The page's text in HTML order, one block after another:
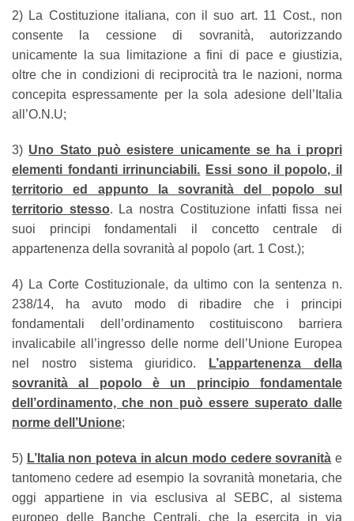
2) La Costituzione italiana, con il suo art. 11 Cost., non
consente la cessione di sovranità, autorizzando
unicamente la sua limitazione a fini di pace e giustizia,
oltre che in condizioni di reciprocità tra le nazioni, norma
concepita espressamente per la sola adesione dell’Italia
all’O.N.U;
3) Uno Stato può esistere unicamente se ha i propri
elementi fondanti irrinunciabili. Essi sono il popolo, il
territorio ed appunto la sovranità del popolo sul
territorio stesso. La nostra Costituzione infatti fissa nei
suoi principi fondamentali il concetto centrale di
appartenenza della sovranità al popolo (art. 1 Cost.);
4) La Corte Costituzionale, da ultimo con la sentenza n.
238/14, ha avuto modo di ribadire che i principi
fondamentali dell’ordinamento costituiscono barriera
invalicabile all’ingresso delle norme dell’Unione Europea
nel nostro sistema giuridico.
L’appartenenza della
sovranità al popolo è un principio fondamentale
dell’ordinamento, che non può essere superato dalle
norme dell’Unione;
5) L’Italia non poteva in alcun modo cedere sovranità e
tantomeno cedere ad esempio la sovranità monetaria, che
oggi appartiene in via esclusiva al SEBC, al sistema
europeo delle Banche Centrali, che la esercita in via